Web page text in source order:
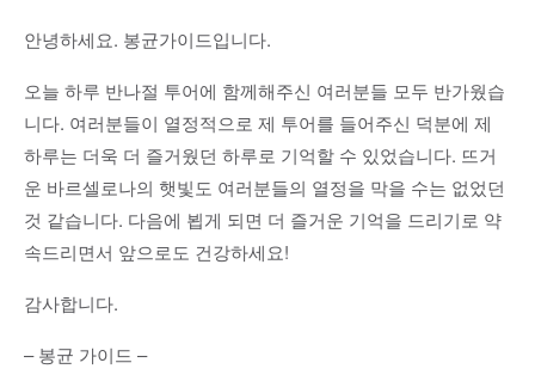
안녕하세요. 봉균가이드입니다.
오늘 하루 반나절 투어에 함께해주신 여러분들 모두 반가웠습
니다. 여러분들이 열정적으로 제 투어를 들어주신 덕분에 제
하루는 더욱 더 즐거웠던 하루로 기억할 수 있었습니다. 뜨거
운 바르셀로나의 햇빛도 여러분들의 열정을 막을 수는 없었던
것 같습니다. 다음에 뵙게 되면 더 즐거운 기억을 드리기로 약
속드리면서 앞으로도 건강하세요!
감사합니다.
– 봉균 가이드 –